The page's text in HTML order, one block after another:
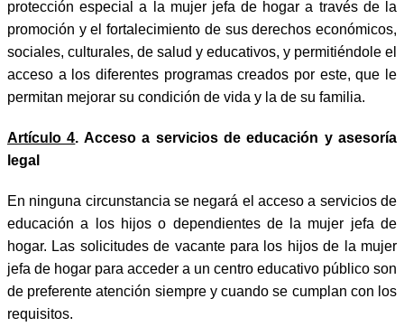
protección especial a la mujer jefa de hogar a través de la
promoción y el fortalecimiento de sus derechos económicos,
sociales, culturales, de salud y educativos, y permitiéndole el
acceso a los diferentes programas creados por este, que le
permitan mejorar su condición de vida y la de su familia.
Artículo 4. Acceso a servicios de educación y asesoría
legal
En ninguna circunstancia se negará el acceso a servicios de
educación a los hijos o dependientes de la mujer jefa de
hogar. Las solicitudes de vacante para los hijos de la mujer
jefa de hogar para acceder a un centro educativo público son
de preferente atención siempre y cuando se cumplan con los
requisitos.